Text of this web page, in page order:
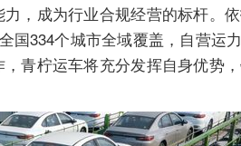
，成为行业合规经营的标杆。
国334个城市全域覆盖，自营运
青柠运车将充分发挥自身优势